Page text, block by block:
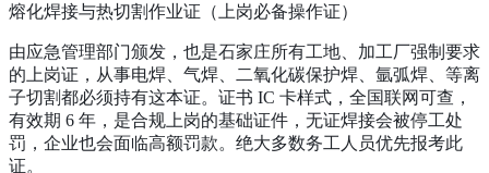
熔化焊接与热切割作业证（上岗必备操作证）
由应急管理部门颁发，也是石家庄所有工地、加工厂强制要求
的上岗证，从事电焊、气焊、二氧化碳保护焊、氩弧焊、等离
子切割都必须持有这本证。证书 IC 卡样式，全国联网可查，
有效期 6 年，是合规上岗的基础证件，无证焊接会被停工处
罚，企业也会面临高额罚款。绝大多数务工人员优先报考此
证。